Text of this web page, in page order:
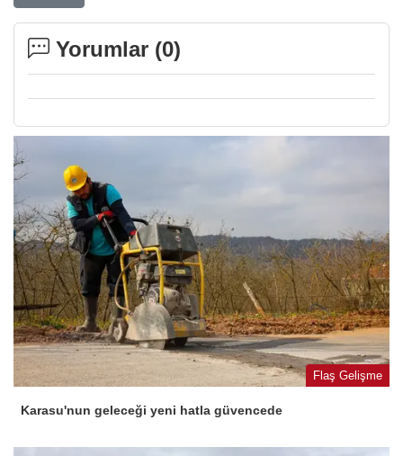
Yorumlar (0)
Flaş Gelişme
Karasu'nun geleceği yeni hatla güvencede